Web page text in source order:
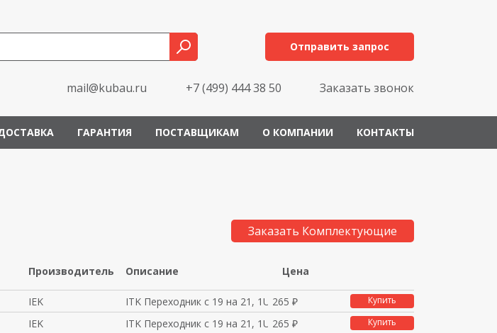
Отправить запрос
mail@kubau.ru +7 (499) 444 38 50 Заказать звонок
ГАРАНТИЯ ПОСТАВЩИКАМ О КОМПАНИИ КОНТАКТЫ
Заказать Комплектующие
Производитель Описание Цена
IEK ITK Переходник с 19 на 21, 1U,265 ₽ Купить
IEK ITK Переходник с 19 на 21, 1U,265 ₽ Купить